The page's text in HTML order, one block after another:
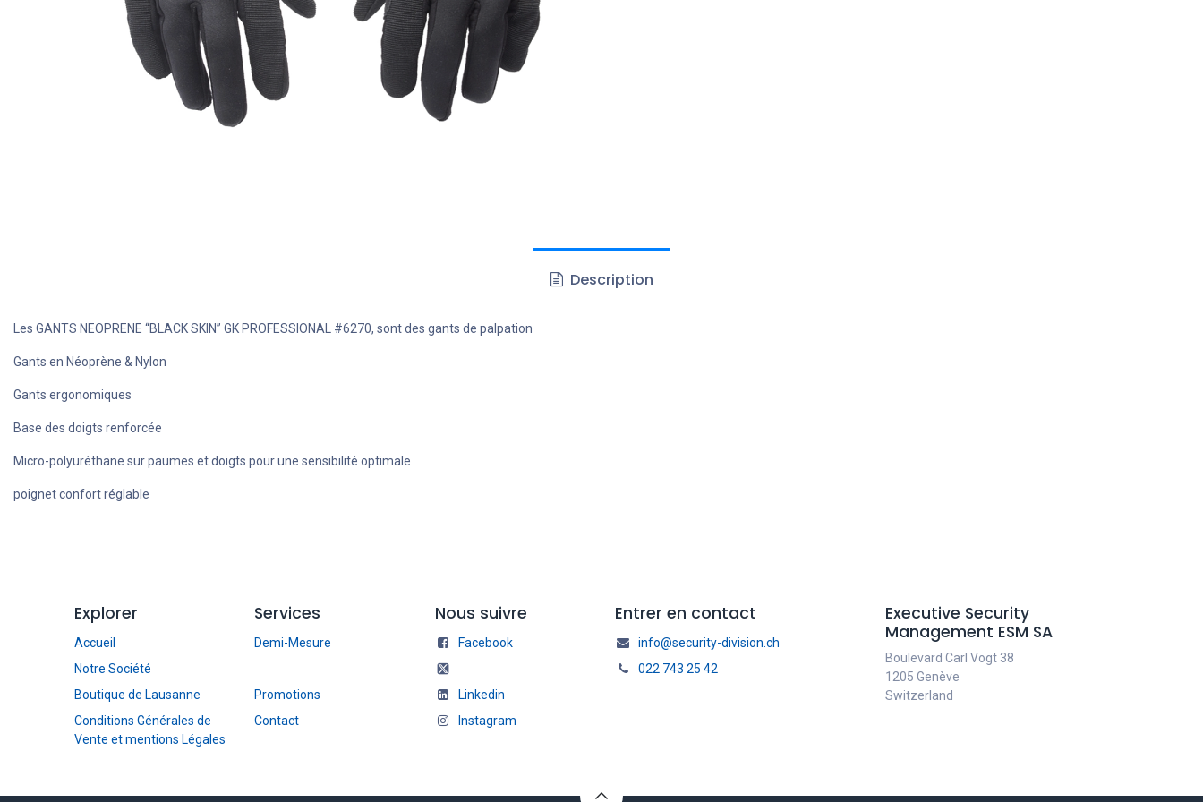
Description
Les GANTS NEOPRENE “BLACK SKIN” GK PROFESSIONAL #6270, sont des gants de palpation
Gants en Néoprène & Nylon
Gants ergonomiques
Base des doigts renforcée
Micro-polyuréthane sur paumes et doigts pour une sensibilité optimale
poignet confort réglable
Explorer
Accueil
Notre Société
Boutique de Lausanne
Conditions Générales de
Vente et mentions Légales
Services
Demi-Mesure
Promotions
Contact
Nous suivre
Facebook
Linkedin
Instagram
Entrer en contact
info@security-division.ch
022 743 25 42
Executive Security
Management ESM SA
Boulevard Carl Vogt 38
1205 Genève
Switzerland